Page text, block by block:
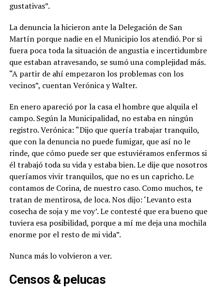
gustativas”.
La denuncia la hicieron ante la Delegación de San
Martín porque nadie en el Municipio los atendió. Por si
fuera poca toda la situación de angustia e incertidumbre
que estaban atravesando, se sumó una complejidad más.
“A partir de ahí empezaron los problemas con los
vecinos”, cuentan Verónica y Walter.
En enero apareció por la casa el hombre que alquila el
campo. Según la Municipalidad, no estaba en ningún
registro. Verónica: “Dijo que quería trabajar tranquilo,
que con la denuncia no puede fumigar, que así no le
rinde, que cómo puede ser que estuviéramos enfermos si
él trabajó toda su vida y estaba bien. Le dije que nosotros
queríamos vivir tranquilos, que no es un capricho. Le
contamos de Corina, de nuestro caso. Como muchos, te
tratan de mentirosa, de loca. Nos dijo: ‘Levanto esta
cosecha de soja y me voy’. Le contesté que era bueno que
tuviera esa posibilidad, porque a mí me deja una mochila
enorme por el resto de mi vida”.
Nunca más lo volvieron a ver.
Censos & pelucas